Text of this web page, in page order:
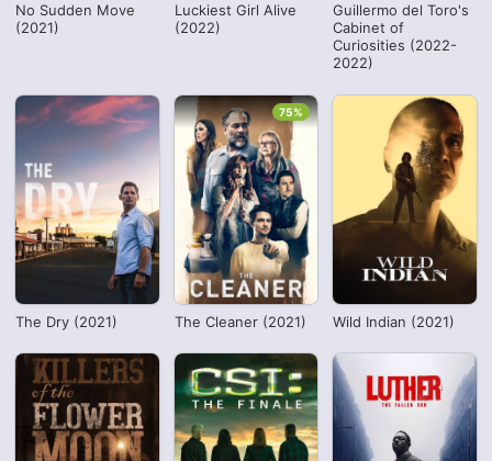
No Sudden Move
(2021)
Luckiest Girl Alive
(2022)
Guillermo del Toro's
Cabinet of
Curiosities (2022-
2022)
The Dry (2021) The Cleaner (2021)
75%
Wild Indian (2021)